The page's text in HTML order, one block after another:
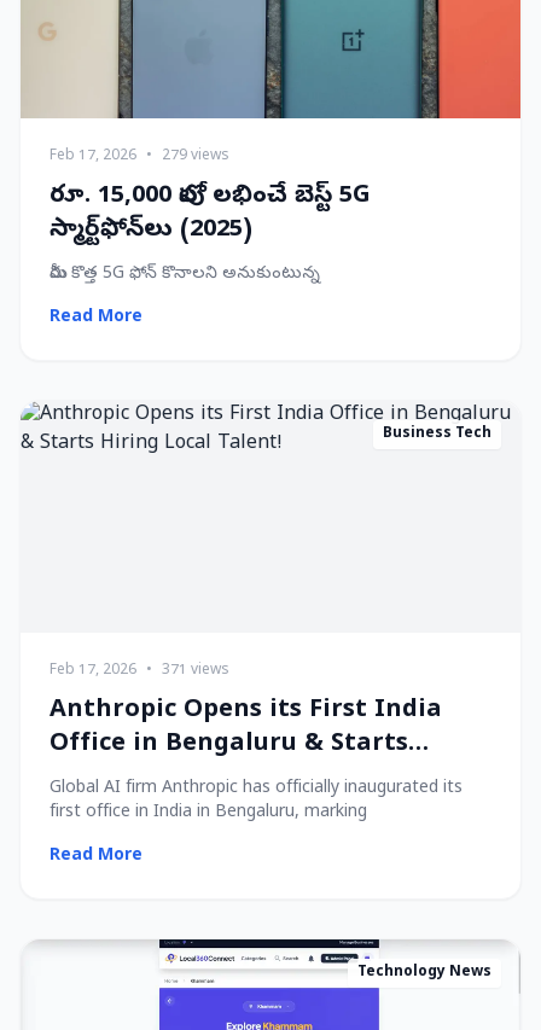
Feb 17, 2026 • 279 views
రూ. 15,000 లోపు లభించే బెస్ట్ 5G
స్మార్ట్‌ఫోన్‌లు (2025)
మీరు కొత్త 5G ఫోన్ కొనాలని అనుకుంటున్న
Read More
Business Tech
Feb 17, 2026 • 371 views
Anthropic Opens its First India
Office in Bengaluru & Starts
Hiring Local Talent!
Global AI firm Anthropic has officially inaugurated its
first office in India in Bengaluru, marking
Read More
Technology News